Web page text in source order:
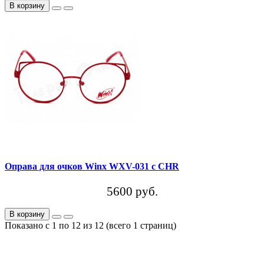
В корзину
Оправа для очков Winx WXV-031 c CHR
5600 руб.
В корзину
Показано с 1 по 12 из 12 (всего 1 страниц)